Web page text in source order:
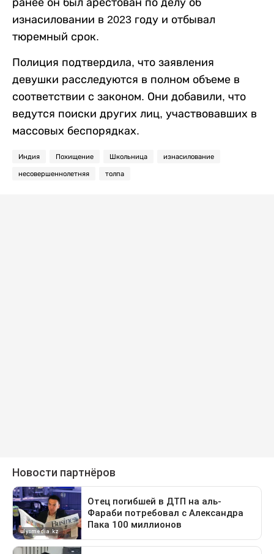
ранее он был арестован по делу об
изнасиловании в 2023 году и отбывал
тюремный срок.
Полиция подтвердила, что заявления
девушки расследуются в полном объеме в
соответствии с законом. Они добавили, что
ведутся поиски других лиц, участвовавших в
массовых беспорядках.
Индия Похищение Школьница изнасилование
несовершеннолетняя толпа